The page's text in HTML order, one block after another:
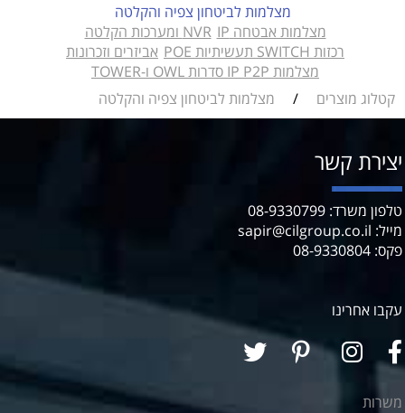
מצלמות לביטחון צפיה והקלטה
מצלמות אבטחה IP
NVR ומערכות הקלטה
רכזות SWITCH תעשיתיות POE
אביזרים וזכרונות
מצלמות IP P2P סדרות OWL ו-TOWER
קטלוג מוצרים
/ מצלמות לביטחון צפיה והקלטה
יצירת קשר
טלפון משרד: 08-9330799
מייל: sapir@cilgroup.co.il
פקס: 08-9330804
עקבו אחרינו
משרות